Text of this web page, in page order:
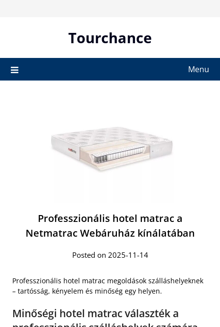
Tourchance
Menu
Professzionális hotel matrac a
Netmatrac Webáruház kínálatában
Posted on 2025-11-14
Professzionális hotel matrac megoldások szálláshelyeknek
– tartósság, kényelem és minőség egy helyen.
Minőségi hotel matrac választék a